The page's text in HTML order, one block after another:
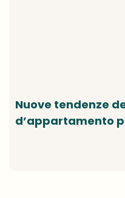
Nuove tendenze
d’appartamento